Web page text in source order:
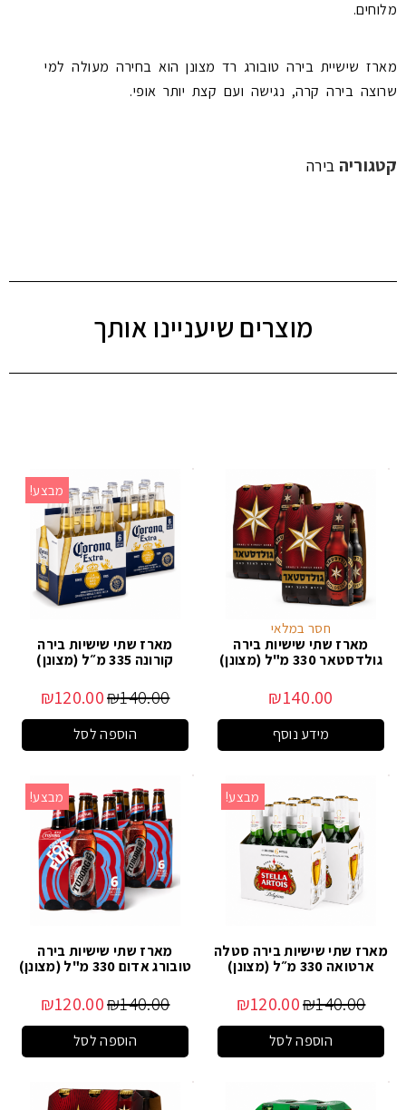
מלוחים.
מארז שישיית בירה טובורג רד מצונן הוא בחירה מעולה למי
שרוצה בירה קרה, נגישה ועם קצת יותר אופי.
קטגוריה בירה
מוצרים שיעניינו אותך
חסר במלאי
מארז שתי שישיות בירה
גולדסטאר 330 מ"ל (מצונן)
₪140.00
מידע נוסף
מבצע!
מארז שתי שישיות בירה
קורונה 335 מ״ל (מצונן)
₪140.00
₪120.00
הוספה לסל
מבצע!
מארז שתי שישיות בירה סטלה
ארטואה 330 מ״ל (מצונן)
₪140.00
₪120.00
הוספה לסל
מבצע!
מארז שתי שישיות בירה
טובורג אדום 330 מ"ל (מצונן)
₪140.00
₪120.00
הוספה לסל